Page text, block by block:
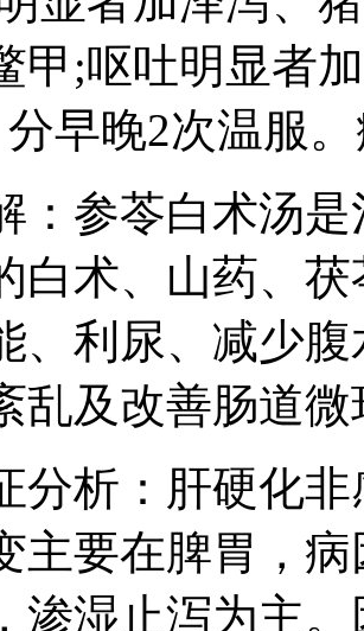
甲;呕吐明显者
早晚2次温服
参苓白术汤是
白术、山药、
、利尿、减少
乱及改善肠道
析：肝硬化非
主要在脾胃，
渗湿止泻为主